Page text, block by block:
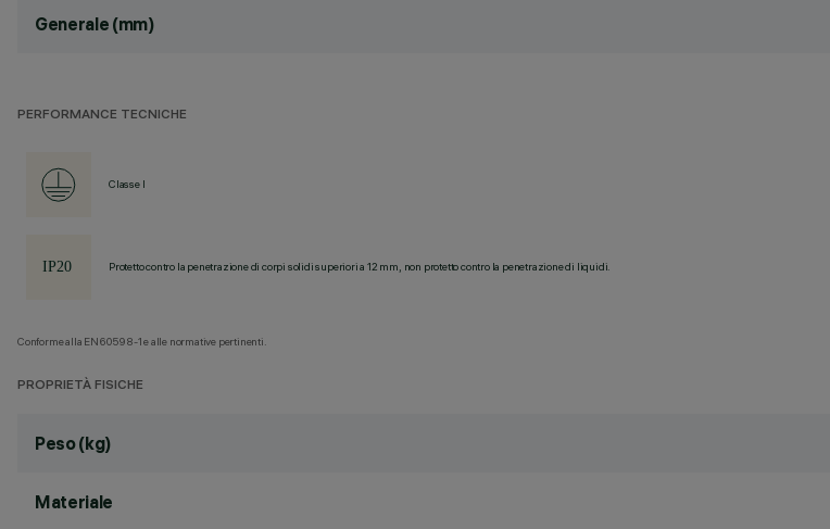
Generale (mm)
PERFORMANCE TECNICHE
Classe I
Protetto contro la penetrazione di corpi solidi superiori a 12 mm, non protetto contro la penetrazione di liquidi.
Conforme alla EN60598-1 e alle normative pertinenti.
PROPRIETÀ FISICHE
Peso (kg)
Materiale